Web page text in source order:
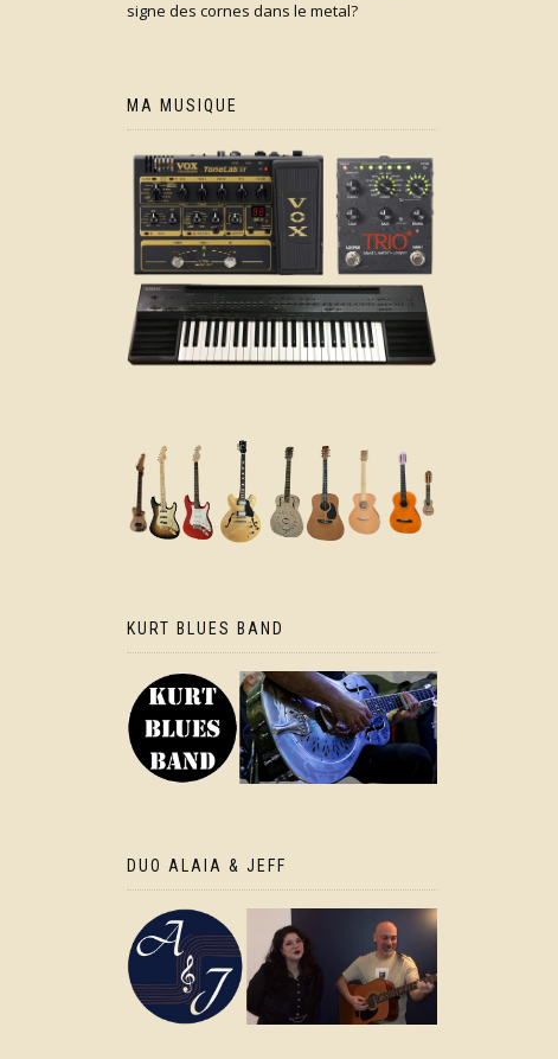
signe des cornes dans le metal?
MA MUSIQUE
KURT BLUES BAND
DUO ALAIA & JEFF